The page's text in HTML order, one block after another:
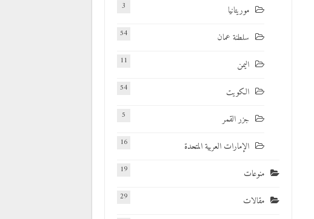
موريتانيا 3
سلطنة عمان 54
اليمن 11
الكويت 54
جزر القمر 5
الإمارات العربية المتحدة 16
منوعات 19
مقالات 29